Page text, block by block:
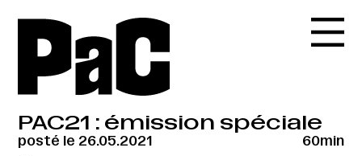
PAC21 : émission spéciale
posté le 26.05.2021 60min